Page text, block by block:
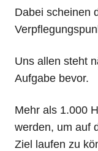
Dabei scheinen
Uns allen steht
Aufgabe bevor.
Mehr als 1.000
werden, um auf
Ziel laufen zu